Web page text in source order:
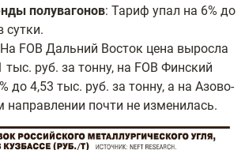
полувагонов: Тариф упал на 6% до
сутки.
FOB Дальний Восток цена выросла
тыс. руб. за тонну, на FOB Финский
до 4,53 тыс. руб. за тонну, а на Азово-
почти не изменилась.